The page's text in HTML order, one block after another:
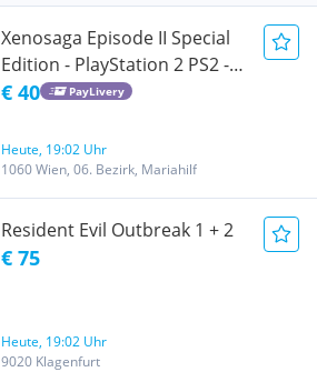
Xenosaga Episode II Special
Edition - PlayStation 2 PS2 -
RPG - Limited Edition
€ 40 PayLivery
Heute, 19:02 Uhr
1060 Wien, 06. Bezirk, Mariahilf
Resident Evil Outbreak 1 + 2
€ 75
Heute, 19:02 Uhr
9020 Klagenfurt